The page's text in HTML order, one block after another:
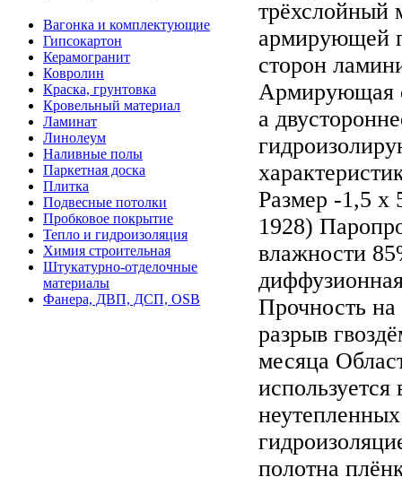
Вагонка и комплектующие
Гипсокартон
Керамогранит
Ковролин
Краска, грунтовка
Кровельный материал
Ламинат
Линолеум
Наливные полы
Паркетная доска
Плитка
Подвесные потолки
Пробковое покрытие
Тепло и гидроизоляция
Химия строительная
Штукатурно-отделочные
материалы
Фанера, ДВП, ДСП, OSB
трёхслойный
армирующей
сторон
Армирующая
а
Размер -1,5 х
1928)
влажности
Прочность
разрыв
месяца
полотна